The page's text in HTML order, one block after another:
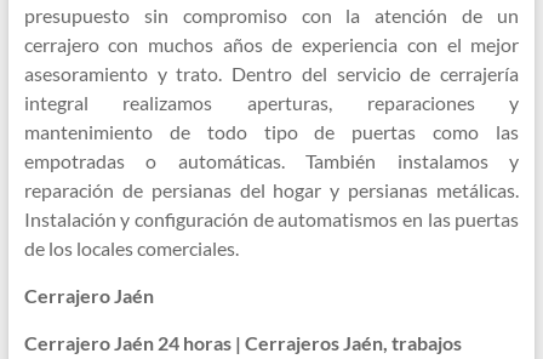
presupuesto sin compromiso con la atención de un
cerrajero con muchos años de experiencia con el mejor
asesoramiento y trato. Dentro del servicio de cerrajería
integral realizamos aperturas, reparaciones y
mantenimiento de todo tipo de puertas como las
empotradas o automáticas. También instalamos y
reparación de persianas del hogar y persianas metálicas.
Instalación y configuración de automatismos en las puertas
de los locales comerciales.
Cerrajero Jaén
Cerrajero Jaén 24 horas | Cerrajeros Jaén, trabajos